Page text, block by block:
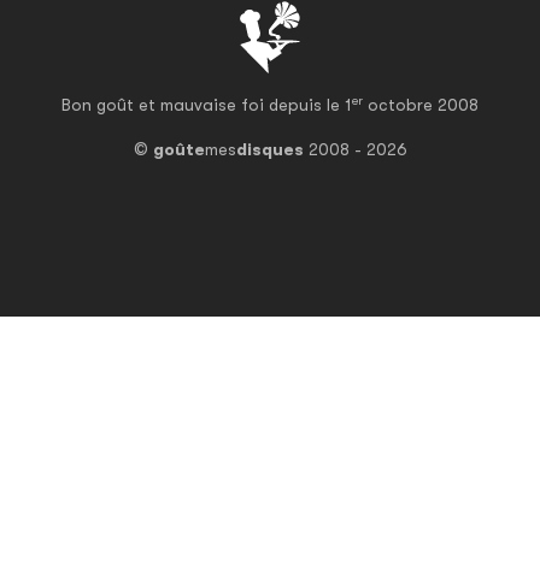
Bon goût et mauvaise foi depuis le 1er octobre 2008
© goûtemesdisques 2008 - 2026